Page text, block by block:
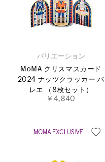
バリエーション
MoMA クリスマスカード
2024 ナッツクラッカー バ
レエ （8枚セット）
￥4,840